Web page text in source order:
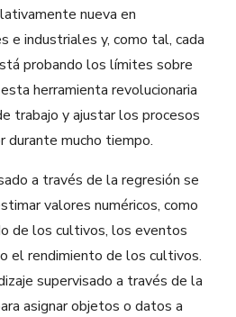
nueva en
e industriales y, como tal, cada
probando los límites sobre
herramienta revolucionaria
trabajo y ajustar los procesos
durante mucho tiempo.
a través de la regresión se
valores numéricos, como
de los cultivos, los eventos
el rendimiento de los cultivos.
supervisado a través de la
asignar objetos o datos a